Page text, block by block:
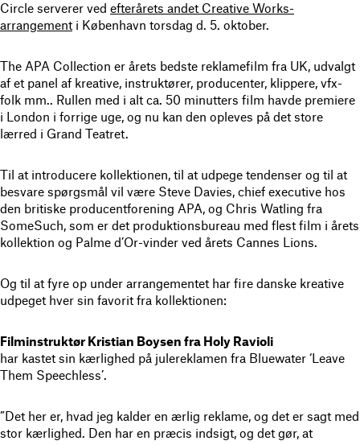
Circle serverer ved efterårets andet Creative Works-
arrangement i København torsdag d. 5. oktober.
The APA Collection er årets bedste reklamefilm fra UK, udvalgt
af et panel af kreative, instruktører, producenter, klippere, vfx-
folk mm.. Rullen med i alt ca. 50 minutters film havde premiere
i London i forrige uge, og nu kan den opleves på det store
lærred i Grand Teatret.
Til at introducere kollektionen, til at udpege tendenser og til at
besvare spørgsmål vil være Steve Davies, chief executive hos
den britiske producentforening APA, og Chris Watling fra
SomeSuch, som er det produktionsbureau med flest film i årets
kollektion og Palme d’Or-vinder ved årets Cannes Lions.
Og til at fyre op under arrangementet har fire danske kreative
udpeget hver sin favorit fra kollektionen:
Filminstruktør Kristian Boysen fra Holy Ravioli
har kastet sin kærlighed på julereklamen fra Bluewater ‘Leave
Them Speechless’.
”Det her er, hvad jeg kalder en ærlig reklame, og det er sagt med
stor kærlighed. Den har en præcis indsigt, og det gør, at